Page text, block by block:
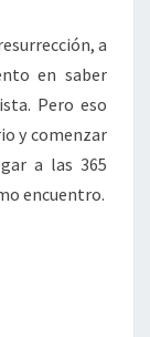
a
en saber
Pero eso
y comenzar
a las 365
encuentro.